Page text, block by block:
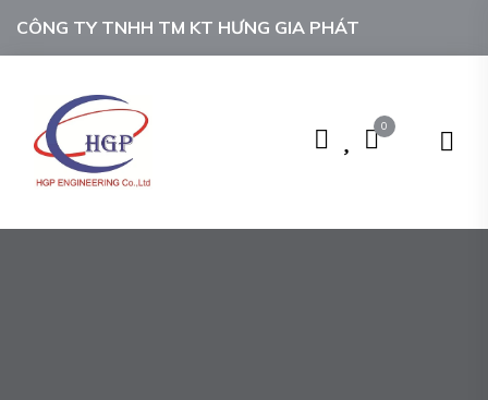
CÔNG TY TNHH TM KT HƯNG GIA PHÁT
0